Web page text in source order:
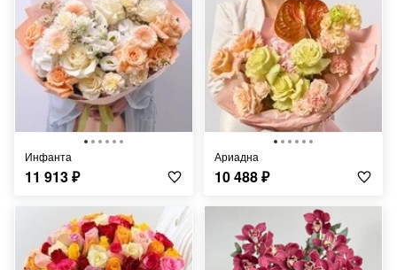
Инфанта
11 913₽
Ариадна
10 488₽